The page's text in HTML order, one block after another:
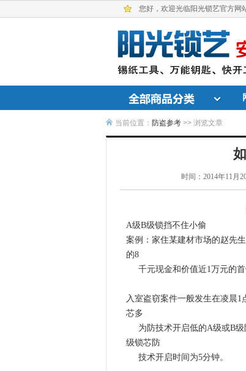
您好，欢迎光临阳光锁艺官方网
当前位置： 防盗参考 >> 浏览文章
时间：2014年11月
如何挑选锁
A级B级锁挡不住小偷
案例：家住某建材市场的赵先
的8
千元现金和价值近1万元的首
入室盗窃案件一般发生在凌晨1
芯多
为防技术开启低的A级或B
级锁芯防
技术开启时间为5分钟。